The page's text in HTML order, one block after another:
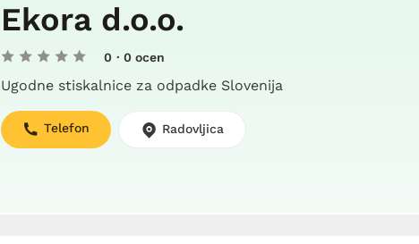
Ekora d.o.o.
0 · 0 ocen
Ugodne stiskalnice za odpadke Slovenija
Telefon Radovljica